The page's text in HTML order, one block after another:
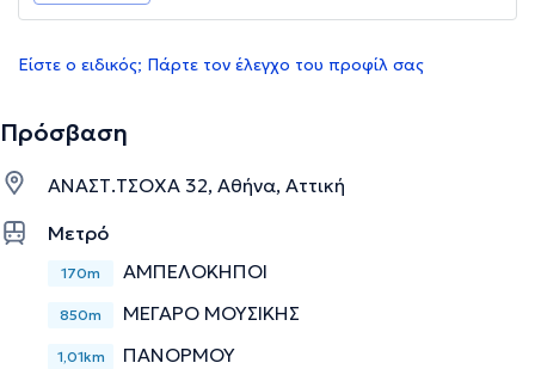
Είστε ο ειδικός; Πάρτε τον έλεγχο του προφίλ σας
Πρόσβαση
ΑΝΑΣΤ.ΤΣΟΧΑ 32, Αθήνα, Αττική
Μετρό
170m ΑΜΠΕΛΟΚΗΠΟΙ
850m ΜΕΓΑΡΟ ΜΟΥΣΙΚΗΣ
1,01km ΠΑΝΟΡΜΟΥ